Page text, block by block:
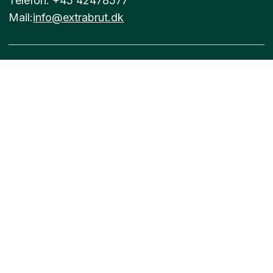
Mail:info@extrabrut.dk